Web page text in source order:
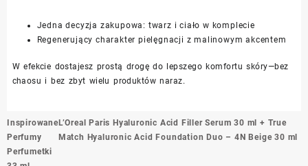
Jedna decyzja zakupowa: twarz i ciało w komplecie
Regenerujący charakter pielęgnacji z malinowym akcentem
W efekcie dostajesz prostą drogę do lepszego komfortu skóry—bez
chaosu i bez zbyt wielu produktów naraz.
Nawigacja
wpisu
Inspirowane
Perfumy
Perfumetki
L’Oreal Paris Hyaluronic Acid Filler Serum 30 ml + True
Match Hyaluronic Acid Foundation Duo – 4N Beige 30 ml